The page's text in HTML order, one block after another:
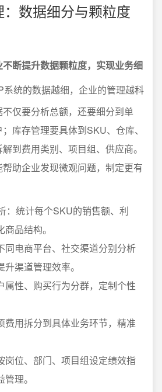
数据细分与颗粒度
断提升数据颗粒度，实现业务细
系统的数据越细，企业的管理越科
仅要分析总额，还要细分到单
库存管理要具体到SKU、仓库、
到费用类别、项目组、供应商。
助企业发现微观问题，制定更有
：统计每个SKU的销售额、利
品结构。
同电商平台、社交渠道分别分析
渠道管理效率。
属性、购买行为分群，定制个性
费用拆分到具体业务环节，精准
岗位、部门、项目组设定绩效指
理。